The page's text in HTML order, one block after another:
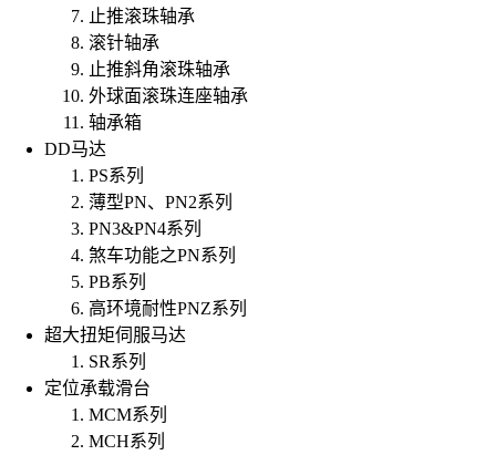
止推滚珠轴承
滚针轴承
止推斜角滚珠轴承
外球面滚珠连座轴承
轴承箱
DD马达
PS系列
薄型PN、PN2系列
PN3&PN4系列
煞车功能之PN系列
PB系列
高环境耐性PNZ系列
超大扭矩伺服马达
SR系列
定位承载滑台
MCM系列
MCH系列